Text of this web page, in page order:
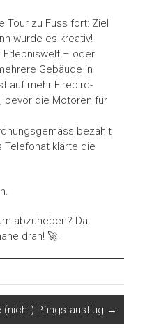
Tour zu Fuss fort: Ziel
wurde es kreativ!
Erlebniswelt – oder
Gebäude in
auf mehr Firebird-
bevor die Motoren für
bezahlt
Telefonat klärte die
abzuheben? Da
dran! 🚀
(nicht) Pfingstausflug →